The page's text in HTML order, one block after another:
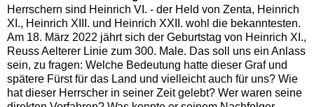
Herrschern sind Heinrich VI. - der Held von Zenta, Heinrich
XI., Heinrich XIII. und Heinrich XXII. wohl die bekanntesten.
Am 18. März 2022 jährt sich der Geburtstag von Heinrich XI.,
Reuss Aelterer Linie zum 300. Male. Das soll uns ein Anlass
sein, zu fragen: Welche Bedeutung hatte dieser Graf und
spätere Fürst für das Land und vielleicht auch für uns? Wie
hat dieser Herrscher in seiner Zeit gelebt? Wer waren seine